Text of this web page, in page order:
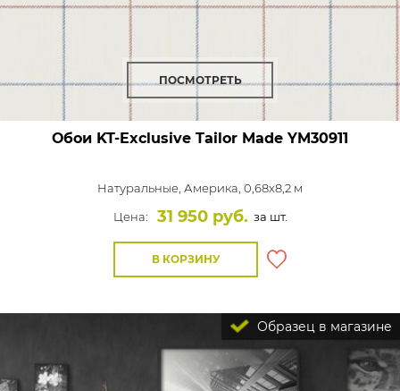
ПОСМОТРЕТЬ
Обои KT-Exclusive Tailor Made YM30911
Натуральные, Америка, 0,68x8,2 м
Цена:
31 950 руб. за шт.
В КОРЗИНУ
Образец в магазине